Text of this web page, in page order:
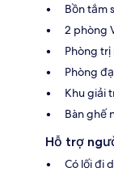
Bồn tắm
2 phòng
Phòng trị
Phòng
Khu giải
Bàn ghế
Hỗ trợ
Có lối đi